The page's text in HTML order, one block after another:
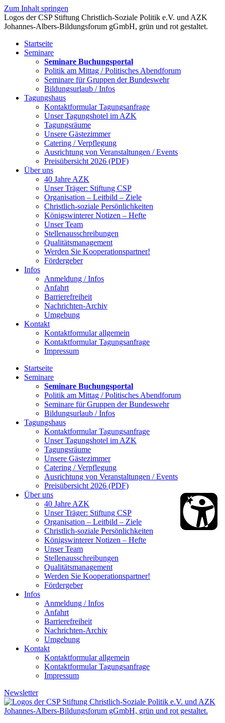
Zum Inhalt springen
Startseite
Seminare
Seminare Buchungsportal
Politik am Mittag / Politisches Abendforum
Seminare für Gruppen der Bundeswehr
Bildungsurlaub / Infos
Tagungshaus
Kontaktformular Tagungsanfrage
Unser Tagungshotel im AZK
Tagungsräume
Unsere Gästezimmer
Catering / Verpflegung
Ausrichtung von Veranstaltungen / Events
Preisübersicht 2026 (PDF)
Über uns
40 Jahre AZK
Unser Träger: Stiftung CSP
Organisation – Leitbild – Ziele
Christlich-soziale Persönlichkeiten
Königswinterer Notizen – Hefte
Unser Team
Stellenausschreibungen
Qualitätsmanagement
Werden Sie Kooperationspartner!
Fördergeber
Infos
Anmeldung / Infos
Anfahrt
Barrierefreiheit
Nachrichten-Archiv
Umgebung
Kontakt
Kontaktformular allgemein
Kontaktformular Tagungsanfrage
Impressum
Startseite
Seminare
Seminare Buchungsportal
Politik am Mittag / Politisches Abendforum
Seminare für Gruppen der Bundeswehr
Bildungsurlaub / Infos
Tagungshaus
Kontaktformular Tagungsanfrage
Unser Tagungshotel im AZK
Tagungsräume
Unsere Gästezimmer
Catering / Verpflegung
Ausrichtung von Veranstaltungen / Events
Preisübersicht 2026 (PDF)
Über uns
40 Jahre AZK
Unser Träger: Stiftung CSP
Organisation – Leitbild – Ziele
Christlich-soziale Persönlichkeiten
Königswinterer Notizen – Hefte
Unser Team
Stellenausschreibungen
Qualitätsmanagement
Werden Sie Kooperationspartner!
Fördergeber
Infos
Anmeldung / Infos
Anfahrt
Barrierefreiheit
Nachrichten-Archiv
Umgebung
Kontakt
Kontaktformular allgemein
Kontaktformular Tagungsanfrage
Impressum
Newsletter